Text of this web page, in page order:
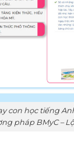
con học tiếng
pháp BMyC –